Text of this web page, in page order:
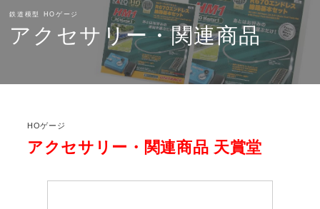
鉄道模型 HOゲージ
アクセサリー・関連商品
HOゲージ
アクセサリー・関連商品 天賞堂